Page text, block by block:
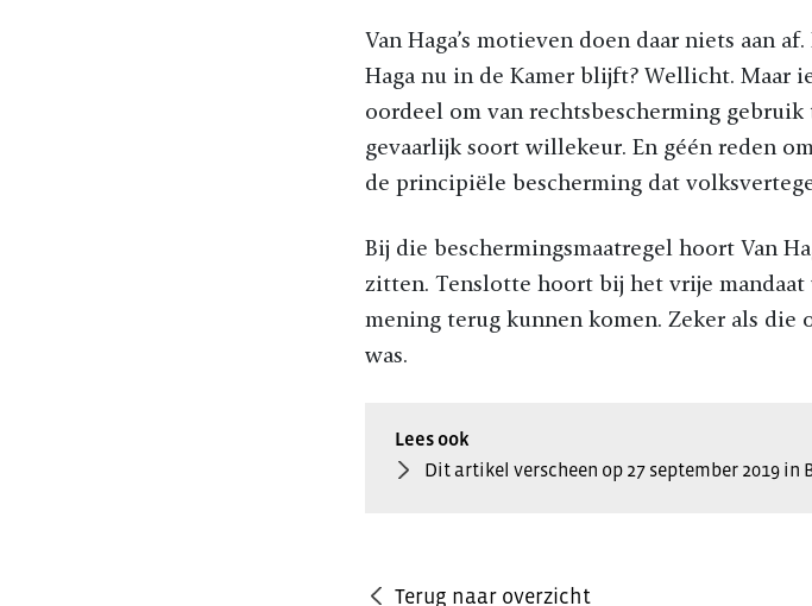
Van Haga’s motieven doen daar niets aan
Haga nu in de Kamer blijft? Wellicht. Maar
oordeel om van rechtsbescherming gebruik
gevaarlijk soort willekeur. En géén reden
de principiële bescherming dat
Bij die beschermingsmaatregel hoort Van
zitten. Tenslotte hoort bij het vrije mandaat
mening terug kunnen komen. Zeker als die
was.
Dit artikel verscheen op 27 september 2019 in
Terug naar overzicht